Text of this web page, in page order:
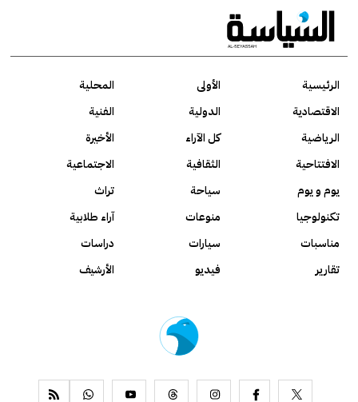
الرئيسية الأولى
المحلية
الاقتصادية
الدولية
الفنية
الرياضية
كل الآراء
الأخيرة
الافتتاحية
الثقافية
الاجتماعية
يوم و يوم
سياحة
تراث
تكنولوجيا
منوعات
آراء طلابية
مناسبات
سيارات
دراسات
تقارير
فيديو الأرشيف